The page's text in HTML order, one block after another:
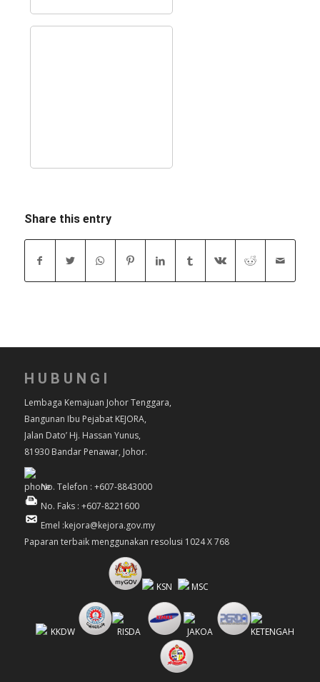
Share this entry
HUBUNGI
Lembaga Kemajuan Johor Tenggara,
Bangunan Ibu Pejabat KEJORA,
Jalan Dato’ Hj. Hassan Yunus,
81930 Bandar Penawar, Johor.
No. Telefon : +607-8843000
No. Faks : +607-8221600
Emel :kejora@kejora.gov.my
Paparan terbaik menggunakan resolusi 1024 X 768